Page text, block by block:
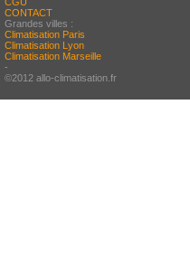
CONTACT
Grandes villes :
Climatisation Paris
Climatisation Lyon
Climatisation Marseille
-
©2012 allo-climatisation.fr